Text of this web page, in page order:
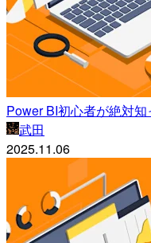
Power BI初心者が絶対
武田
2025.11.06